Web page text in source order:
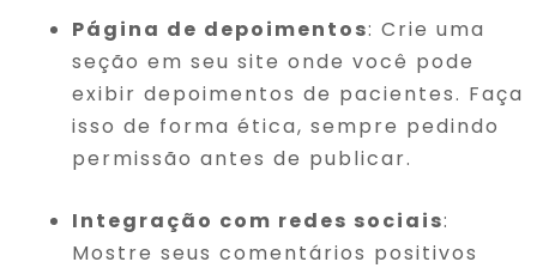
Página de depoimentos: Crie uma
seção em seu site onde você pode
exibir depoimentos de pacientes. Faça
isso de forma ética, sempre pedindo
permissão antes de publicar.
Integração com redes sociais:
Mostre seus comentários positivos